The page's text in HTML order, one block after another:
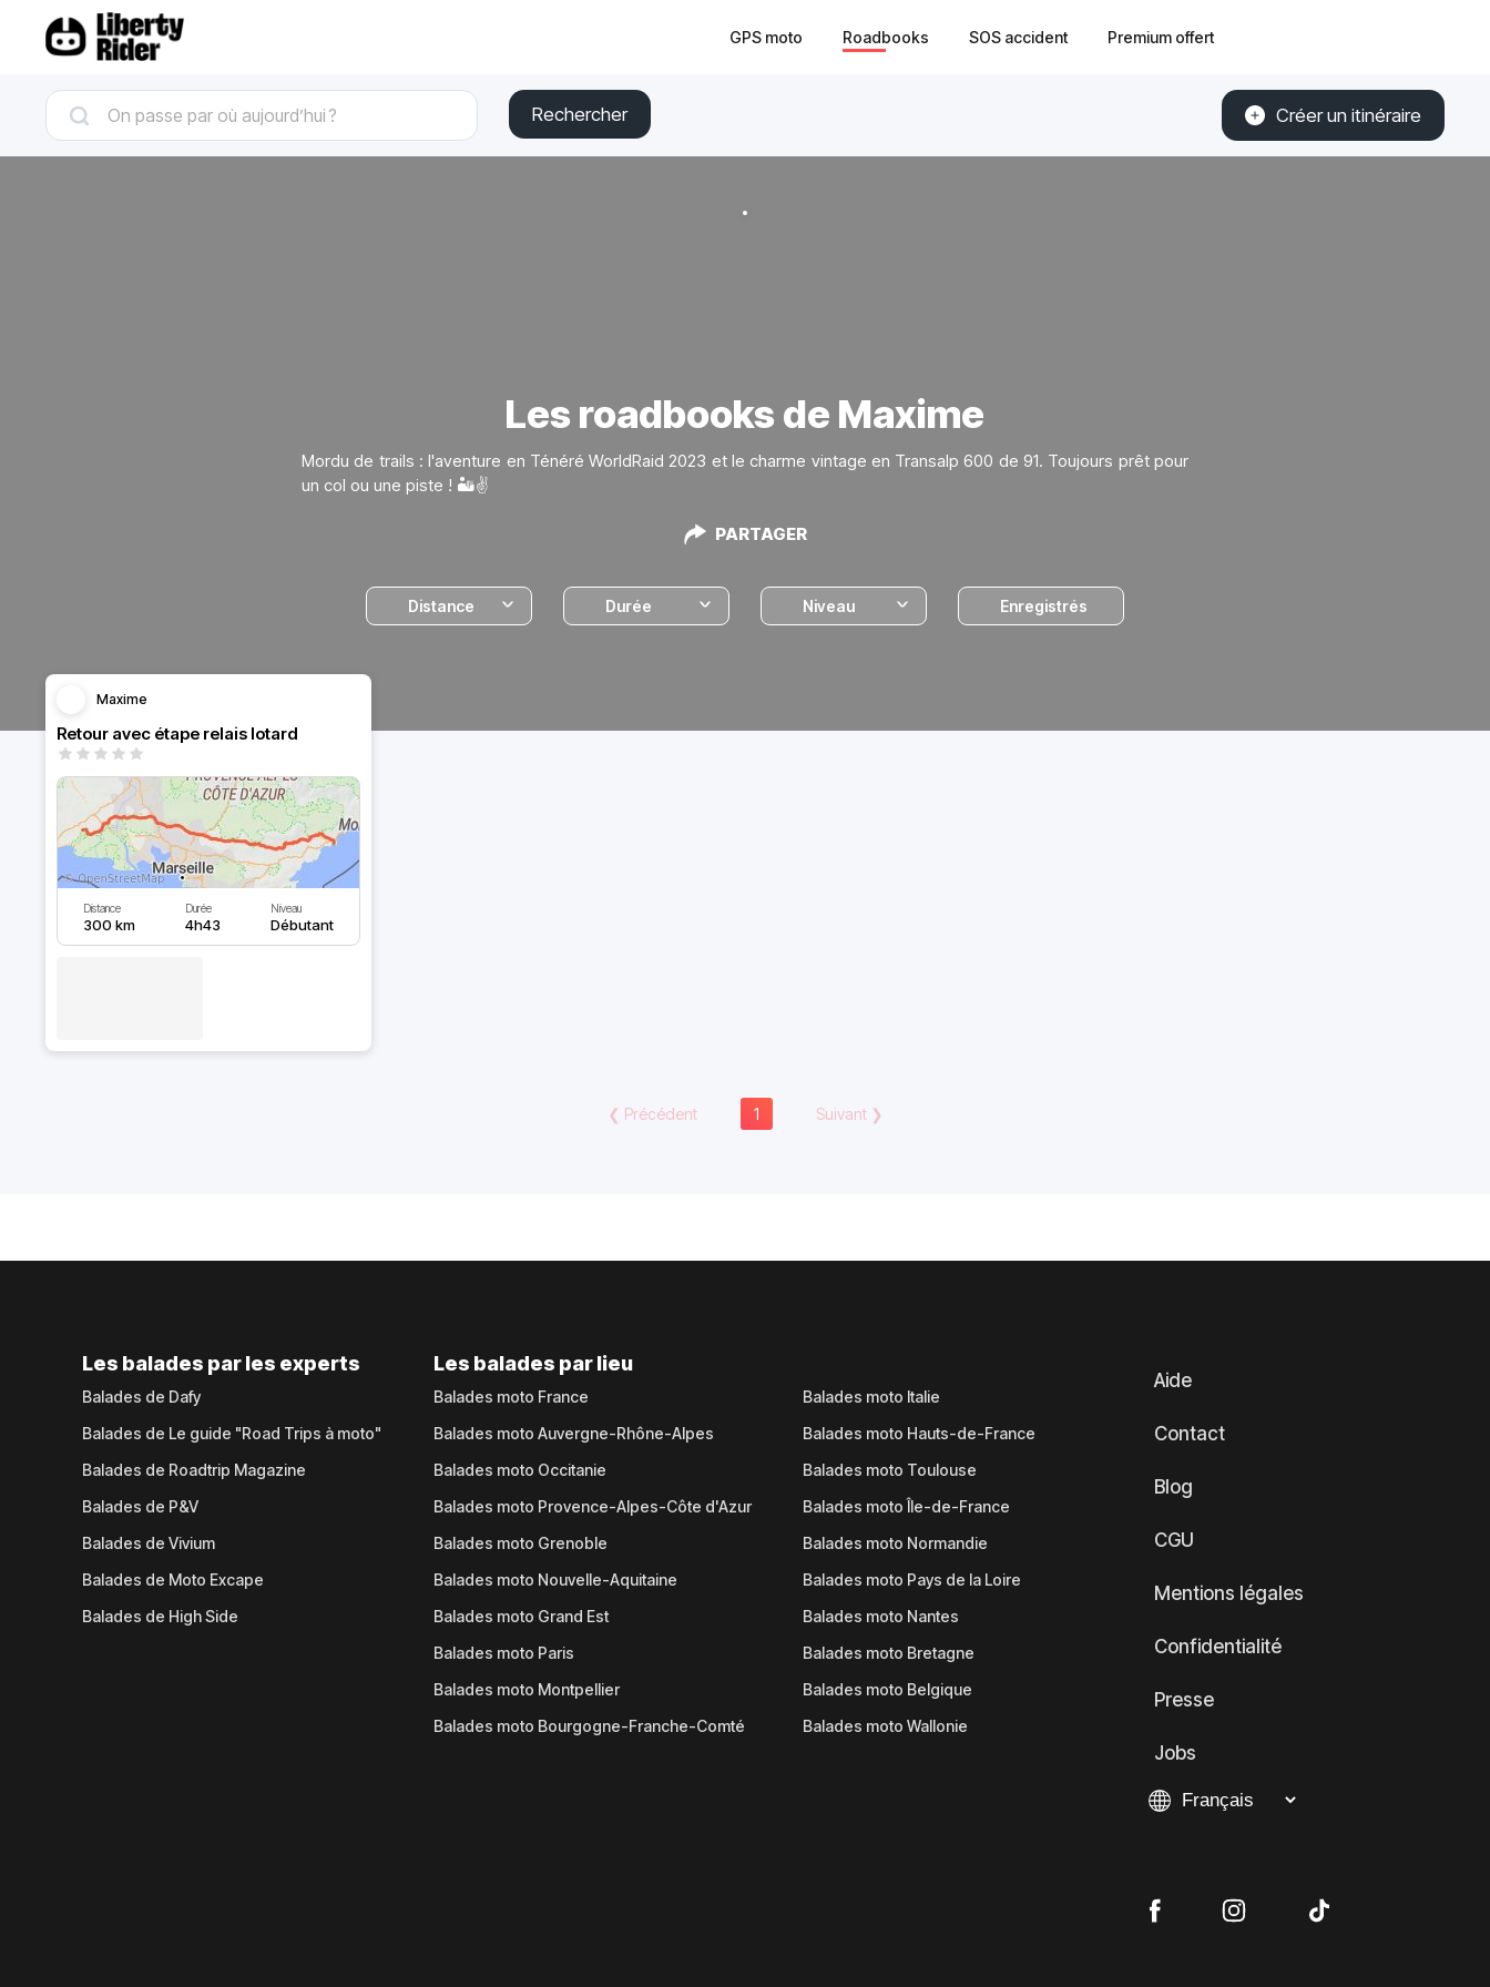
GPS moto Roadbooks SOS accident Premium offert
Rechercher Créer un itinéraire
Les roadbooks de Maxime
Mordu de trails : l'aventure en Ténéré WorldRaid 2023 et le charme vintage en Transalp 600 de 91. Toujours prêt pour
un col ou une piste ! 🏜️✌️
PARTAGER
Distance Durée Niveau Enregistrés
Maxime
Retour avec étape relais lotard
Distance
300 km
Durée
4h43
Niveau
Débutant
❮ Précédent 1 Suivant❯
Les balades par les experts
Balades de Dafy
Balades de Le guide "Road Trips à moto"
Balades de Roadtrip Magazine
Balades de P&V
Balades de Vivium
Balades de Moto Excape
Balades de High Side
Les balades par lieu
Balades moto France
Balades moto Auvergne-Rhône-Alpes
Balades moto Occitanie
Balades moto Provence-Alpes-Côte d'Azur
Balades moto Grenoble
Balades moto Nouvelle-Aquitaine
Balades moto Grand Est
Balades moto Paris
Balades moto Montpellier
Balades moto Bourgogne-Franche-Comté
Balades moto Italie
Balades moto Hauts-de-France
Balades moto Toulouse
Balades moto Île-de-France
Balades moto Normandie
Balades moto Pays de la Loire
Balades moto Nantes
Balades moto Bretagne
Balades moto Belgique
Balades moto Wallonie
Aide
Contact
Blog
CGU
Mentions légales
Confidentialité
Presse
Jobs